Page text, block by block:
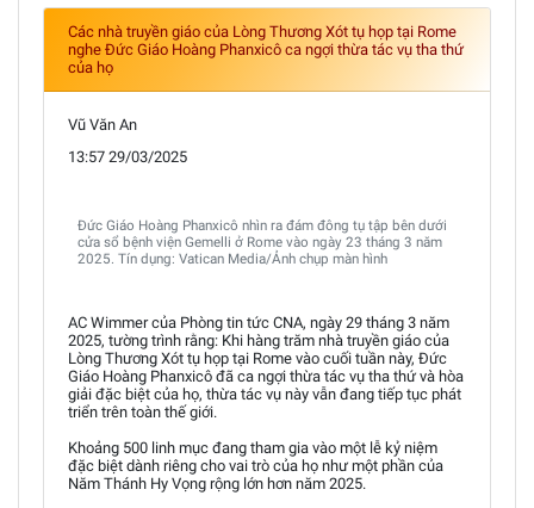
Các nhà truyền giáo của Lòng Thương Xót tụ họp tại Rome
nghe Đức Giáo Hoàng Phanxicô ca ngợi thừa tác vụ tha thứ
của họ
Vũ Văn An
13:57 29/03/2025
Đức Giáo Hoàng Phanxicô nhìn ra đám đông tụ tập bên dưới
cửa sổ bệnh viện Gemelli ở Rome vào ngày 23 tháng 3 năm
2025. Tín dụng: Vatican Media/Ảnh chụp màn hình
AC Wimmer của Phòng tin tức CNA, ngày 29 tháng 3 năm
2025, tường trình rằng: Khi hàng trăm nhà truyền giáo của
Lòng Thương Xót tụ họp tại Rome vào cuối tuần này, Đức
Giáo Hoàng Phanxicô đã ca ngợi thừa tác vụ tha thứ và hòa
giải đặc biệt của họ, thừa tác vụ này vẫn đang tiếp tục phát
triển trên toàn thế giới.
Khoảng 500 linh mục đang tham gia vào một lễ kỷ niệm
đặc biệt dành riêng cho vai trò của họ như một phần của
Năm Thánh Hy Vọng rộng lớn hơn năm 2025.